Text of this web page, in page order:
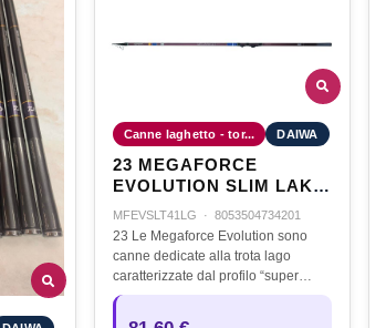
Canne laghetto - tor... DAIWA
23 MEGAFORCE
EVOLUTION SLIM LAKE
TROUT 41L G-AI
MFEVSLT41LG · 8053504734201
23 Le Megaforce Evolution sono
canne dedicate alla trota lago
caratterizzate dal profilo “super
slim”: i tubolari, prodotti in fibra di